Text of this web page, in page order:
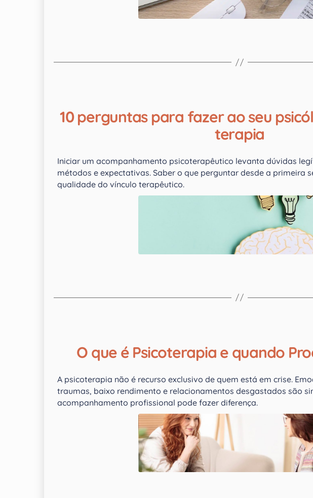
10 perguntas para fazer ao seu
terapia
Iniciar um acompanhamento psicoterapêutico levanta dúvidas
métodos e expectativas. Saber o que perguntar desde a primeira
qualidade do vínculo terapêutico.
O que é Psicoterapia e quando
A psicoterapia não é recurso exclusivo de quem está em crise.
traumas, baixo rendimento e relacionamentos desgastados são
acompanhamento profissional pode fazer diferença.